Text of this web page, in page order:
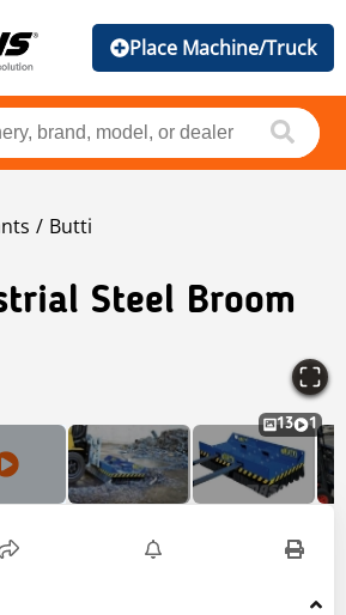
Place Machine/Truck
Butti
Steel Broom
13 1